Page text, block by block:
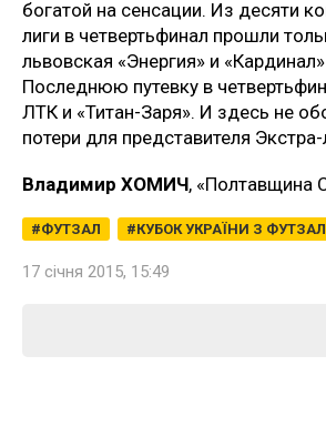
богатой на сенсации. Из десяти
лиги в четвертьфинал прошли
львовская «Энергия» и
Последнюю путевку в
ЛТК и «Титан-Заря». И здесь не
потери для представителя Экстра-
Владимир ХОМИЧ, «Полтавщина
ФУТЗАЛ КУБОК УКРАЇНИ З
17 січня 2015, 15:49